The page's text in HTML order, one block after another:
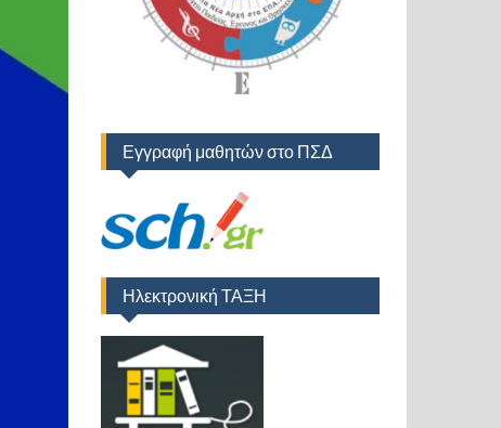
Εγγραφή μαθητών στο ΠΣΔ
Ηλεκτρονική ΤΑΞΗ